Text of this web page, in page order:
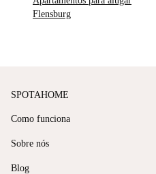
Flensburg
SPOTAHOME
Como funciona
Sobre nós
Blog